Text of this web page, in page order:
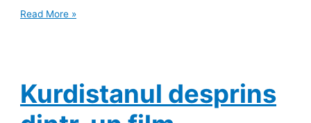
Amedi,
Read More »
Kurdistanul desprins